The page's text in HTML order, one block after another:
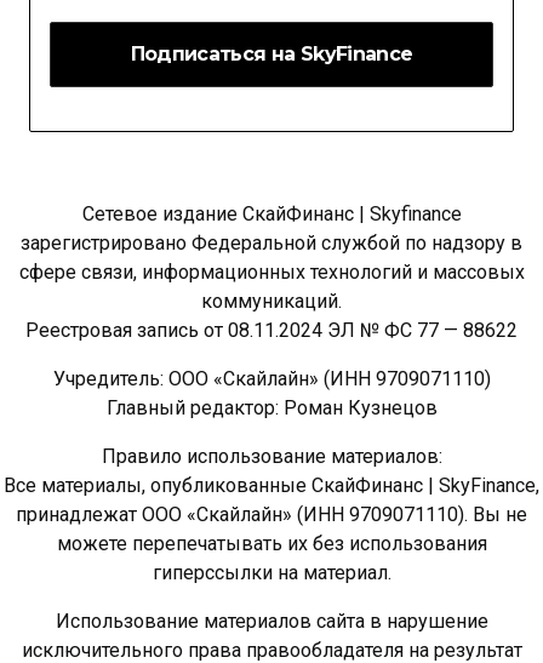
Сетевое издание СкайФинанс | Skyfinance
зарегистрировано Федеральной службой по надзору в
сфере связи, информационных технологий и массовых
коммуникаций.
Реестровая запись от 08.11.2024 ЭЛ № ФС 77 — 88622
Учредитель: ООО «Скайлайн» (ИНН 9709071110)
Главный редактор: Роман Кузнецов
Правило использование материалов:
Все материалы, опубликованные СкайФинанс | SkyFinance,
принадлежат ООО «Скайлайн» (ИНН 9709071110). Вы не
можете перепечатывать их без использования
гиперссылки на материал.
Использование материалов сайта в нарушение
исключительного права правообладателя на результат